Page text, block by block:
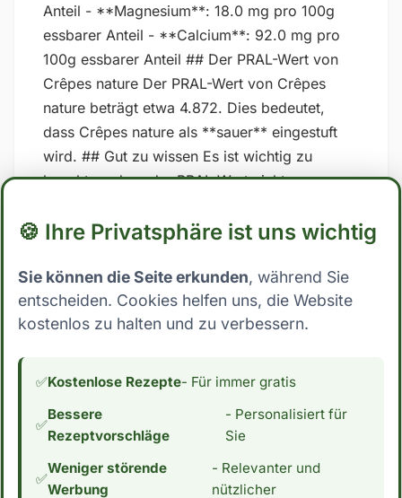
Anteil - **Magnesium**: 18.0 mg pro 100g
essbarer Anteil - **Calcium**: 92.0 mg pro
100g essbarer Anteil ## Der PRAL-Wert von
Crêpes nature Der PRAL-Wert von Crêpes
nature beträgt etwa 4.872. Dies bedeutet,
dass Crêpes nature als **sauer** eingestuft
wird. ## Gut zu wissen Es ist wichtig zu
beachten, dass der PRAL-Wert nicht
stark variieren können, je nachdem, welche
Berechnungen verwendet werden. Zudem
kann auch die Art und Weise, wie der Körper
auf Lebensmittel reagiert, von Person zu
besten, sich auf eine ausgewogene und
konzentrieren und nicht ausschließlich auf
diese Formeln zu verlassen. *Hinweis: Die
Daten stammen aus der [Schweizer
🍪 Ihre Privatsphäre ist uns wichtig
Sie können die Seite erkunden, während Sie
entscheiden. Cookies helfen uns, die Website
kostenlos zu halten und zu verbessern.
✅Kostenlose Rezepte- Für immer gratis
✅
Bessere
Rezeptvorschläge
- Personalisiert für
Sie
✅
Weniger störende
Werbung
- Relevanter und
nützlicher